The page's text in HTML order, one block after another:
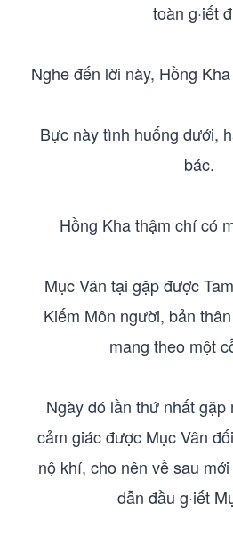
toàn g·iết
Nghe đến lời này, Hồng
Bực này tình huống dưới,
bác.
Hồng Kha thậm chí có
Mục Vân tại gặp được
Kiếm Môn người, bản
mang theo một
Ngày đó lần thứ nhất
cảm giác được Mục Vân
nộ khí, cho nên về sau
dẫn đầu g·iết